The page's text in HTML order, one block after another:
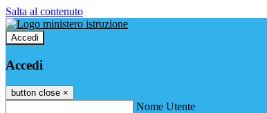
Salta al contenuto
Accedi
Accedi
button close ×
Nome Utente